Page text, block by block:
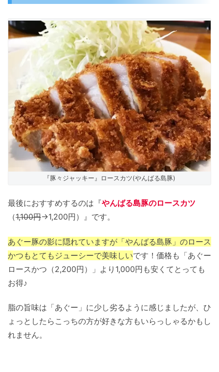
『豚々ジャッキー』ロースカツ(やんばる島豚)
最後におすすめするのは『やんばる島豚のロースカツ
（1,100円→1,200円）』です。
あぐー豚の影に隠れていますが「やんばる島豚」のロース
かつもとてもジューシーで美味しいです！価格も「あぐー
ロースかつ（2,200円）」より1,000円も安くてとっても
お得♪
脂の旨味は「あぐー」に少し劣るように感じましたが、ひ
ょっとしたらこっちの方が好きな方もいらっしゃるかもし
れません。